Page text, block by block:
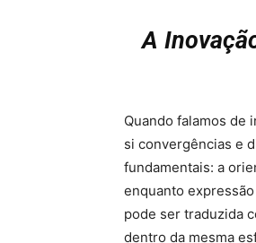
A
Quando falamos de
si convergências e
fundamentais: a
enquanto
pode ser traduzida
dentro da mesma